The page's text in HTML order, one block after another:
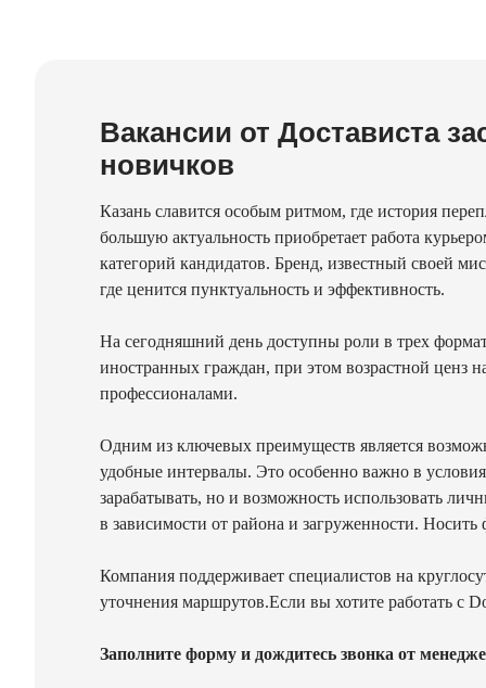
Вакансии от Достависта
новичков
Казань славится особым ритмом, где история
большую актуальность приобретает работа
категорий кандидатов. Бренд, известный своей
где ценится пунктуальность и эффективность.
На сегодняшний день доступны роли в трех
иностранных граждан, при этом возрастной ценз
профессионалами.
Одним из ключевых преимуществ является
удобные интервалы. Это особенно важно в
зарабатывать, но и возможность использовать
в зависимости от района и загруженности.
Компания поддерживает специалистов на
уточнения маршрутов.Если вы хотите работать с
Заполните форму и дождитесь звонка от